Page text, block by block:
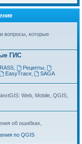
вопросы, которые
ГИС
, Рецепты,
EasyTrace,
SAGA
Web, Mobile, QGIS,
об ошибках,
по QGIS